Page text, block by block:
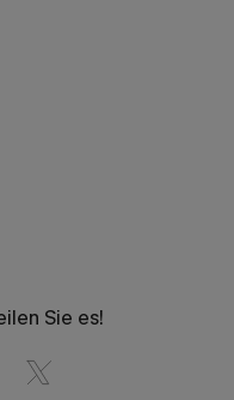
Sie es!